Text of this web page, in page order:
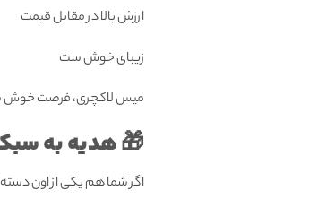
ارزش بالا در مقابل قیمت
زیبای خوش ست
میس لاکچری، فرصت خوش
🎁 هدیه به
اگر شما هم یکی از اون